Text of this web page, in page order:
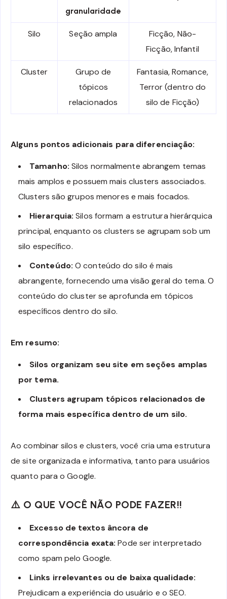
granularidade
Silo Seção ampla
Ficção, Não-
Ficção, Infantil
Cluster
Grupo de
tópicos
relacionados
Fantasia, Romance,
Terror (dentro do
silo de Ficção)
Alguns pontos adicionais para diferenciação:
Tamanho: Silos normalmente abrangem temas
mais amplos e possuem mais clusters associados.
Clusters são grupos menores e mais focados.
Hierarquia: Silos formam a estrutura hierárquica
principal, enquanto os clusters se agrupam sob um
silo específico.
Conteúdo: O conteúdo do silo é mais
abrangente, fornecendo uma visão geral do tema. O
conteúdo do cluster se aprofunda em tópicos
específicos dentro do silo.
Em resumo:
Silos organizam seu site em seções amplas
por tema.
Clusters agrupam tópicos relacionados de
forma mais específica dentro de um silo.
Ao combinar silos e clusters, você cria uma estrutura
de site organizada e informativa, tanto para usuários
quanto para o Google.
⚠️ O QUE VOCÊ NÃO PODE FAZER!!
Excesso de textos âncora de
correspondência exata: Pode ser interpretado
como spam pelo Google.
Links irrelevantes ou de baixa qualidade:
Prejudicam a experiência do usuário e o SEO.